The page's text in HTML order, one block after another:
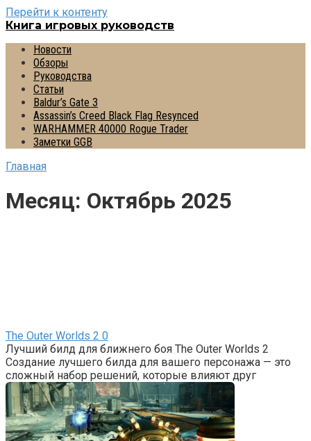
Перейти к контенту
Книга игровых руководств
Новости
Обзоры
Руководства
Статьи
Baldur’s Gate 3
Assassin’s Creed Black Flag Resynced
WARHAMMER 40000 Rogue Trader
Заметки GGB
Главная
Месяц: Октябрь 2025
The Outer Worlds 2 0
Лучший билд для ближнего боя The Outer Worlds 2
Создание лучшего билда для вашего персонажа — это
сложный набор решений, которые влияют друг